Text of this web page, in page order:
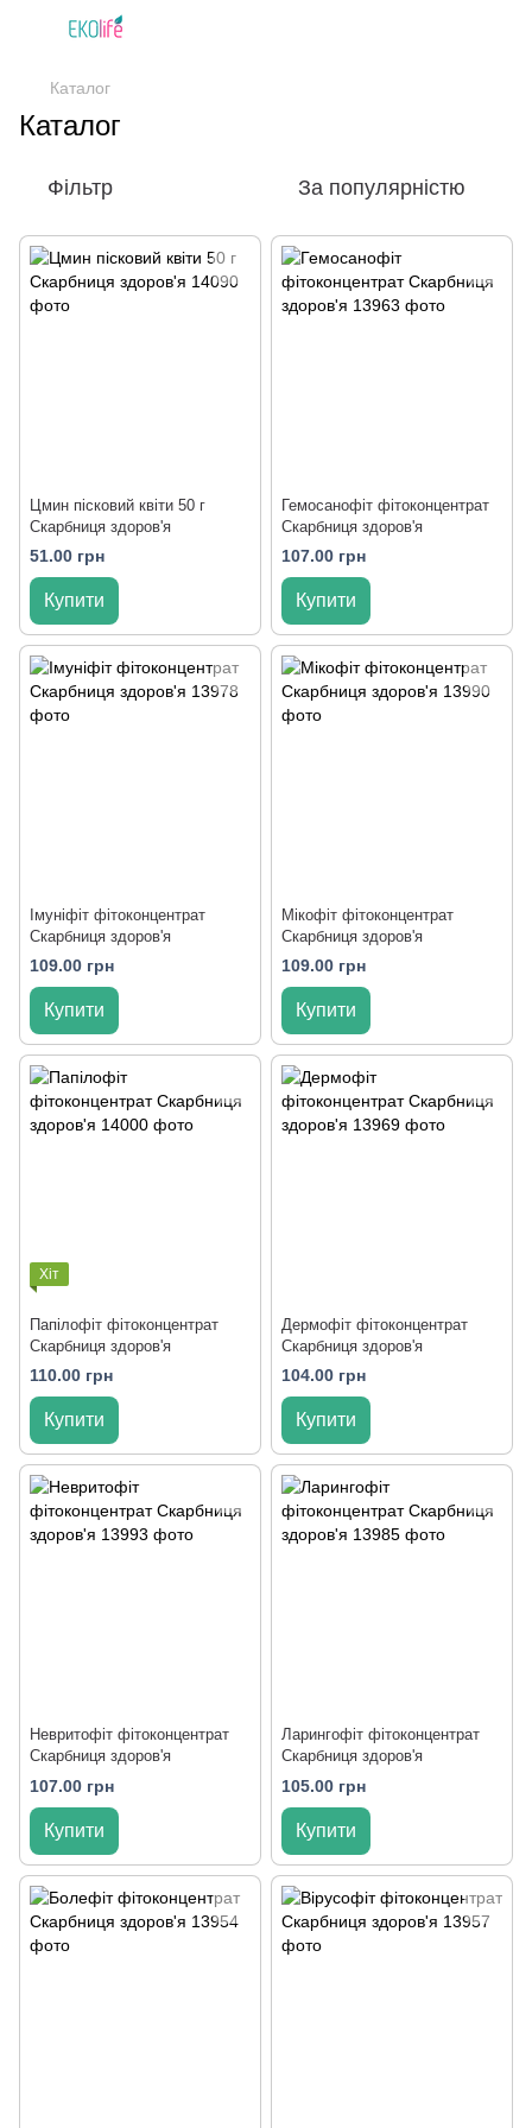
Каталог
Каталог
Фільтр За популярністю
Цмин пісковий квіти 50 г
Скарбниця здоров'я
51.00 грн
Купити
Гемосанофіт фітоконцентрат
Скарбниця здоров'я
107.00 грн
Купити
Імуніфіт фітоконцентрат
Скарбниця здоров'я
109.00 грн
Купити
Мікофіт фітоконцентрат
Скарбниця здоров'я
109.00 грн
Купити
Хіт
Папілофіт фітоконцентрат
Скарбниця здоров'я
110.00 грн
Купити
Дермофіт фітоконцентрат
Скарбниця здоров'я
104.00 грн
Купити
Невритофіт фітоконцентрат
Скарбниця здоров'я
107.00 грн
Купити
Ларингофіт фітоконцентрат
Скарбниця здоров'я
105.00 грн
Купити